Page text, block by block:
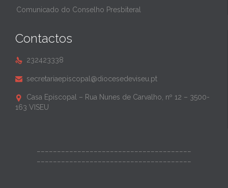
Comunicado do Conselho Presbiteral
Contactos
 232423338
 secretariaepiscopal@diocesedeviseu.pt

Casa Episcopal – Rua Nunes de Carvalho, nº 12 – 3500-
163 VISEU